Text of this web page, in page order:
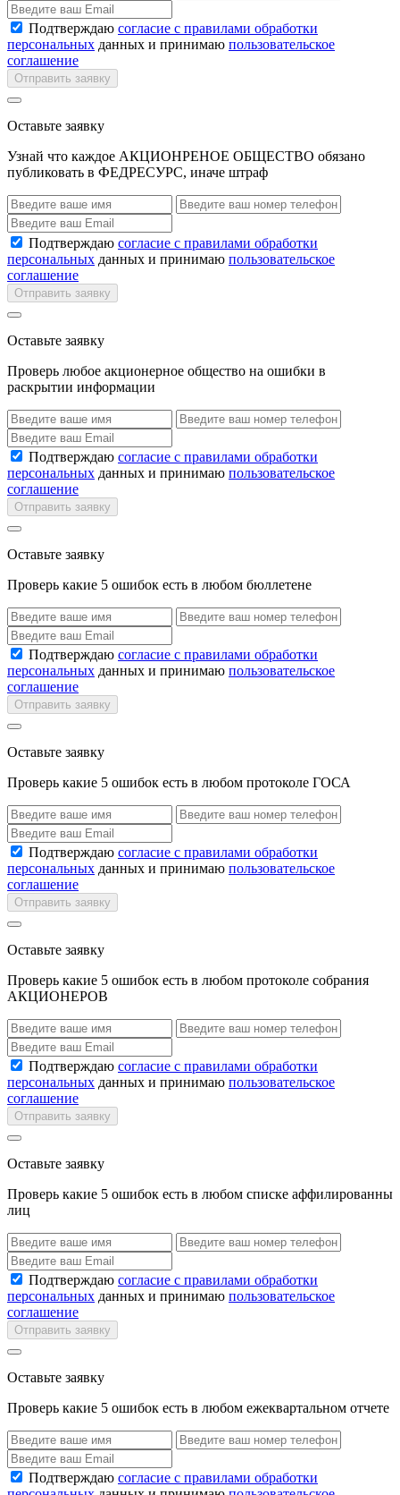
Подтверждаю согласие с правилами обработки
персональных данных и принимаю пользовательское
соглашение
Отправить заявку
Оставьте заявку
Узнай что каждое АКЦИОНРЕНОЕ ОБЩЕСТВО обязано
публиковать в ФЕДРЕСУРС, иначе штраф
Подтверждаю согласие с правилами обработки
персональных данных и принимаю пользовательское
соглашение
Отправить заявку
Оставьте заявку
Проверь любое акционерное общество на ошибки в
раскрытии информации
Подтверждаю согласие с правилами обработки
персональных данных и принимаю пользовательское
соглашение
Отправить заявку
Оставьте заявку
Проверь какие 5 ошибок есть в любом бюллетене
Подтверждаю согласие с правилами обработки
персональных данных и принимаю пользовательское
соглашение
Отправить заявку
Оставьте заявку
Проверь какие 5 ошибок есть в любом протоколе ГОСА
Подтверждаю согласие с правилами обработки
персональных данных и принимаю пользовательское
соглашение
Отправить заявку
Оставьте заявку
Проверь какие 5 ошибок есть в любом протоколе собрания
АКЦИОНЕРОВ
Подтверждаю согласие с правилами обработки
персональных данных и принимаю пользовательское
соглашение
Отправить заявку
Оставьте заявку
Проверь какие 5 ошибок есть в любом списке аффилированны
лиц
Подтверждаю согласие с правилами обработки
персональных данных и принимаю пользовательское
соглашение
Отправить заявку
Оставьте заявку
Проверь какие 5 ошибок есть в любом ежеквартальном отчете
Подтверждаю согласие с правилами обработки